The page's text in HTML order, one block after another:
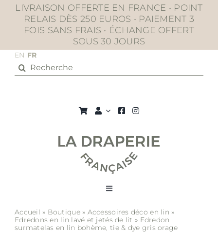
Passer
contenu
LIVRAISON OFFERTE EN FRANCE • POINT
RELAIS DÈS 250 EUROS • PAIEMENT 3
FOIS SANS FRAIS • ÉCHANGE OFFERT
SOUS 30 JOURS
EN FR
Rechercher:
Toggle
La boutique
Accueil » Boutique» Accessoires déco en lin »
Edredons en lin lavé et jetés de lit » Edredon
surmatelas en lin bohème, tie & dye gris orage